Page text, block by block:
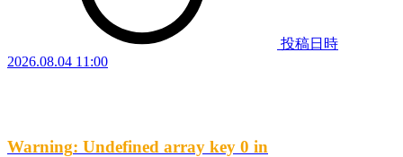
投稿日時
2026.08.04 11:00
Warning: Undefined array key 0 in